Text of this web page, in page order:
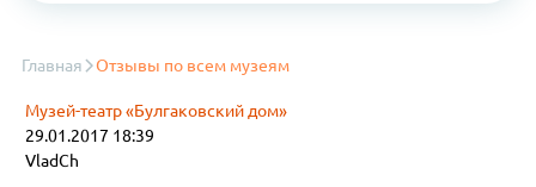
Главная Отзывы по всем музеям
Музей-театр «Булгаковский дом»
29.01.2017 18:39
VladCh